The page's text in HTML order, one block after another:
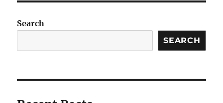
Search
SEARCH